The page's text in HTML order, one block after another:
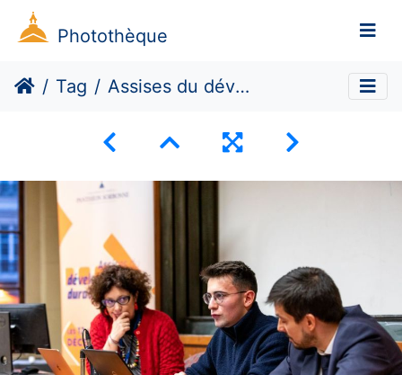
Photothèque
Tag Assises du développement durable